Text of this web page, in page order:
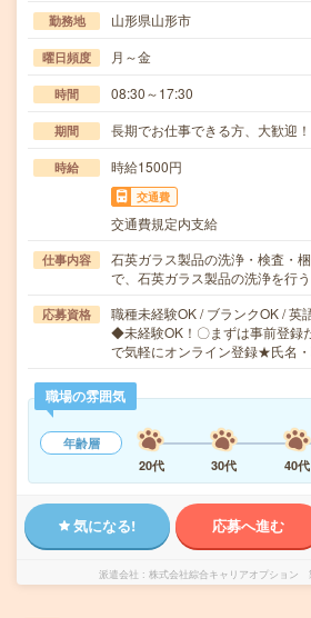
勤務地 山形県山形市
曜日頻度 月～金
時間 08:30～17:30
期間 長期でお仕事できる方、大歓迎！
時給 時給1500円
交通費
交通費規定内支給
仕事内容
石英ガラス製品の洗浄・検査・
で、石英ガラス製品の洗浄を行
応募資格
職種未経験OK / ブランクOK / 英
◆未経験OK！〇まずは事前登録
で気軽にオンライン登録★氏名
職場の雰囲気
年齢層
20代
30代 40代
気になる! 応募へ進む
派遣会社 株式会社綜合キャリアオプション